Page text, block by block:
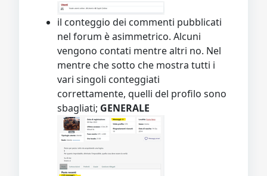
il conteggio dei commenti pubblicati
nel forum è asimmetrico. Alcuni
vengono contati mentre altri no. Nel
mentre che sotto che mostra tutti i
vari singoli conteggiati
correttamente, quelli del profilo sono
sbagliati; GENERALE